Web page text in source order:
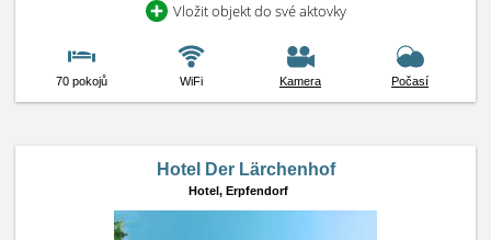
Vložit objekt do své aktovky
70 pokojů WiFi Kamera Počasí
Hotel Der Lärchenhof
Hotel, Erpfendorf